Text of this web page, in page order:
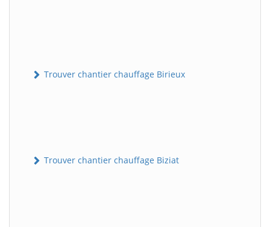
Trouver chantier chauffage Birieux
Trouver chantier chauffage Biziat